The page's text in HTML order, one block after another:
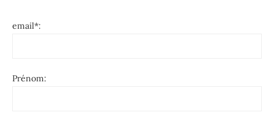
email*:
Prénom: